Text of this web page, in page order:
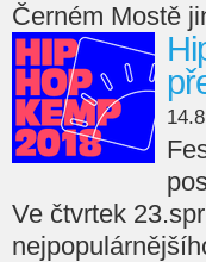
Černém Mostě
Ve čtvrtek